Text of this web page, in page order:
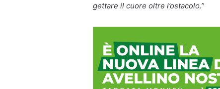
gettare il cuore oltre l’ostacolo.”